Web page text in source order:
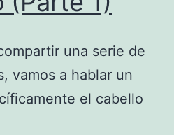
una serie de
vamos a hablar un
el cabello